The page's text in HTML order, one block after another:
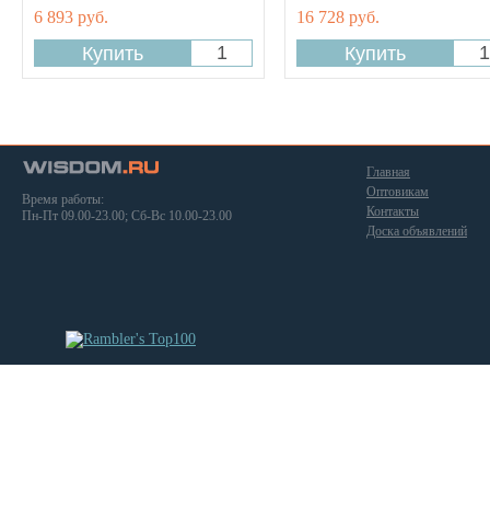
6 893 руб. 16 728 руб.
Время работы:
Пн-Пт 09.00-23.00; Сб-Вс 10.00-23.00
Главная
Оптовикам
Контакты
Доска объявлений